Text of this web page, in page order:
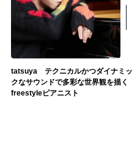
tatsuya テクニカルかつダイナミッ
クなサウンドで多彩な世界観を描く
freestyleピアニスト